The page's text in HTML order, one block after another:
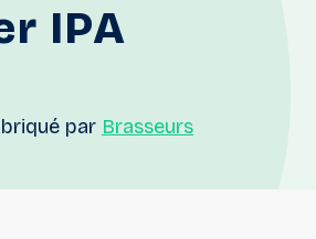
IPA
par Brasseurs